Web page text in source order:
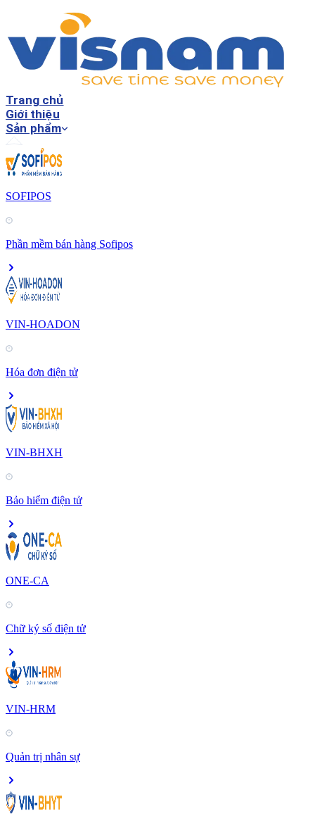
Trang chủ
Giới thiệu
Sản phẩm
SOFIPOS
Phần mềm bán hàng Sofipos
VIN-HOADON
Hóa đơn điện tử
VIN-BHXH
Bảo hiểm điện tử
ONE-CA
Chữ ký số điện tử
VIN-HRM
Quản trị nhân sự